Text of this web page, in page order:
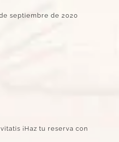
septiembre de 2020
¡Haz tu reserva con